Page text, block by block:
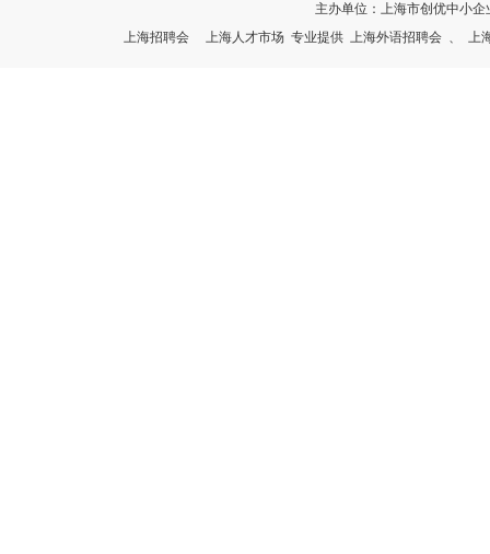
主办单位：上海市创优中小
上海招聘会
上海人才市场 专业提供 上海外语招聘会 、 上